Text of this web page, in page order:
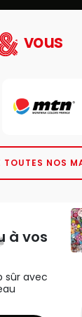
vous
TOUTES NOS
à vos
sûr avec